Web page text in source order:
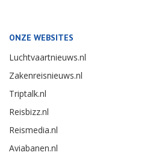
ONZE WEBSITES
Luchtvaartnieuws.nl
Zakenreisnieuws.nl
Triptalk.nl
Reisbizz.nl
Reismedia.nl
Aviabanen.nl